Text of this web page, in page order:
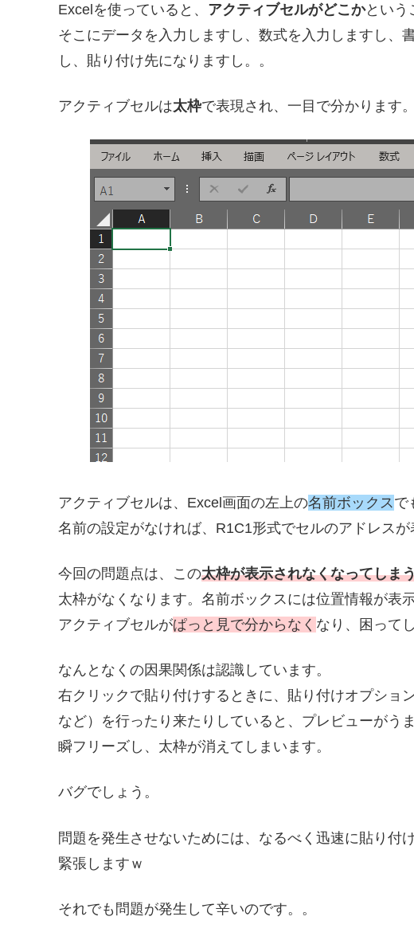
Excelを使っていると、 アクティブセルがどこかという
そこにデータを入力しますし、数式を入力しますし、
し、貼り付け先になりますし。。
アクティブセルは太枠で表現され、一目で分かります。
アクティブセルは、Excel画面の左上の名前ボックス で
名前の設定がなければ、R1C1形式でセルのアドレスが
今回の問題点は、この太枠が表示されなくなってしま
太枠がなくなります。名前ボックスには位置情報が表
アクティブセルがぱっと見で分からなく なり、困って
なんとなくの因果関係は認識しています。
右クリックで貼り付けするときに、貼り付けオプショ
など）を行ったり来たりしていると、プレビューがう
瞬フリーズし、太枠が消えてしまいます。
バグでしょう。
問題を発生させないためには、なるべく迅速に貼り付
緊張しますｗ
それでも問題が発生して辛いのです。。